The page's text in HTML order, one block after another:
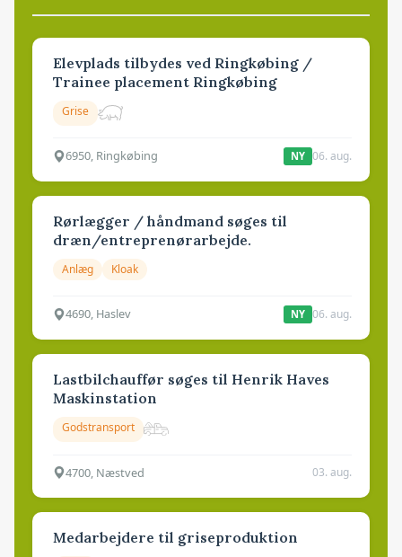
Elevplads tilbydes ved Ringkøbing /
Trainee placement Ringkøbing
Grise
6950, Ringkøbing NY 06. aug.
Rørlægger / håndmand søges til
dræn/entreprenørarbejde.
Anlæg Kloak
4690, Haslev NY 06. aug.
Lastbilchauffør søges til Henrik Haves
Maskinstation
Godstransport
4700, Næstved 03. aug.
Medarbejdere til griseproduktion